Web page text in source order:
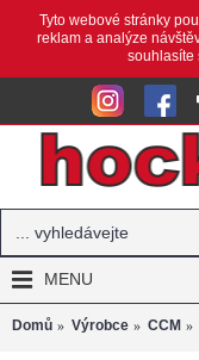
Tyto webové stránky
reklam a analýze
souhlasíte
MENU
Domů Výrobce CCM